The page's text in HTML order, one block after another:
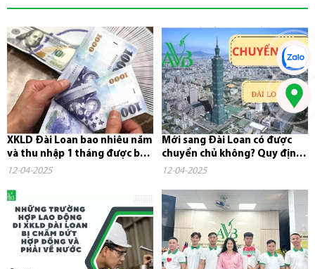
XKLD Đài Loan bao nhiêu năm
và thu nhập 1 tháng được bao
nhiêu tiền?
12-04-2025
Mới sang Đài Loan có được
chuyển chủ không? Quy định,
chi phí và những điều cần...
12-04-2025